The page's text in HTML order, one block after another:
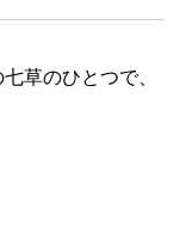
草のひとつで、